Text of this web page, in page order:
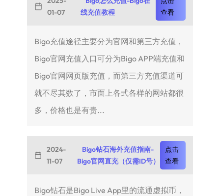
01-07
线充值教程
查看
Bigo充值途径主要分为官网和第三方充值，
Bigo官网充值入口可分为Bigo APP端充值和
Bigo官网网页版充值，而第三方充值渠道可
就不尽其数了，市面上各式各样的网站都很
多，价格也是有贵...
2024-
11-07
Bigo钻石海外充值指南-
Bigo官网直充（仅需ID号）
点击
查看
Bigo钻石是Bigo Live App里的流通虚拟币，